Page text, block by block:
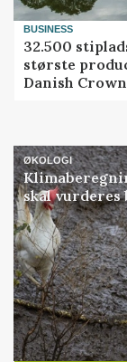
BUSINESS
32.500
største
Danish Crown
ØKOLOGI
skal vurderes